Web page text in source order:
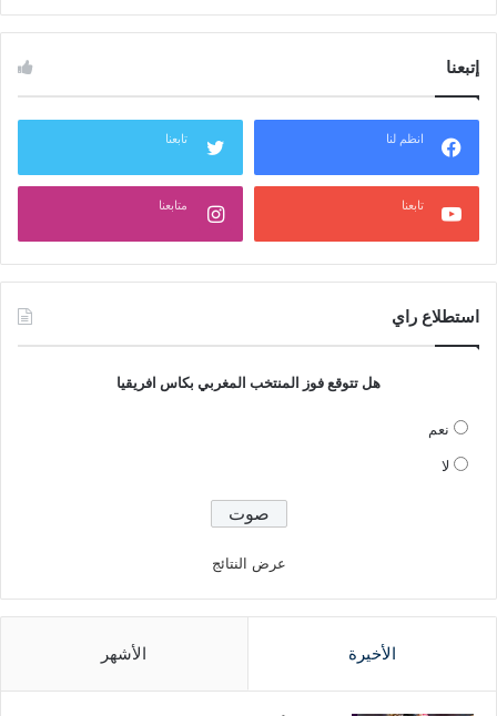
إتبعنا
انظم لنا تابعنا
تابعنا متابعنا
استطلاع راي
هل تتوقع فوز المنتخب المغربي بكاس افريقيا
نعم
لا
عرض النتائج
الأخيرة الأشهر